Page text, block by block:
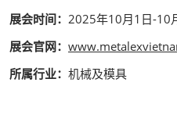
展会时间： 2025年10月1日-10
展会官网：
所属行业： 机械及模具